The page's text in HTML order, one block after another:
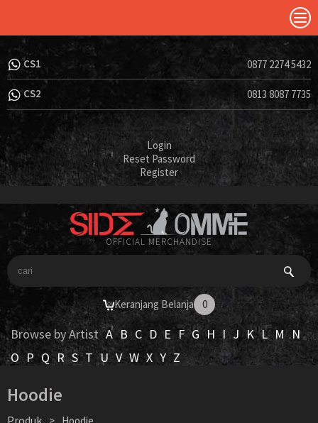
CS1 0877 2274 5432
CS2 0813 8087 7735
Login
Reset Password
Register
OFFICIAL MERCHANDISE
Keranjang Belanja 0
Browse by Artist A B C D E F G H I J K L M
N
O P Q R S T U V W X Y Z
Hoodie
Produk > Hoodie